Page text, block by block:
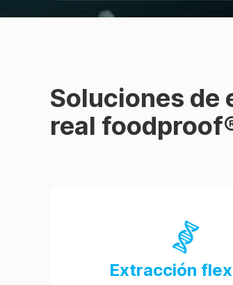
Soluciones de
real
Extracción